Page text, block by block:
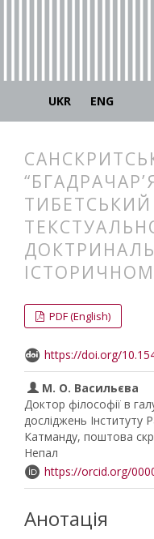
UKR ENG
PDF (English)
https://doi.org/
М. О. Васильєва
Доктор філософії в
досліджень Інституту
Катманду, поштова
Непал
https://orcid.org/
Анотація